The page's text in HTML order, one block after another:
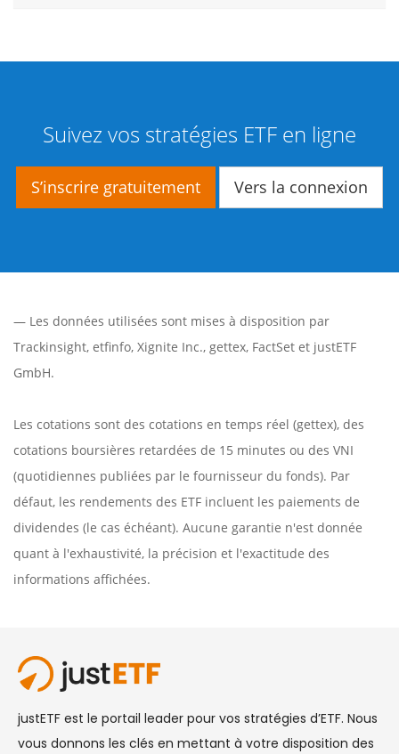
Suivez vos stratégies ETF en ligne
S’inscrire gratuitement Vers la connexion
— Les données utilisées sont mises à disposition par
Trackinsight, etfinfo, Xignite Inc., gettex, FactSet et justETF
GmbH.
Les cotations sont des cotations en temps réel (gettex), des
cotations boursières retardées de 15 minutes ou des VNI
(quotidiennes publiées par le fournisseur du fonds). Par
défaut, les rendements des ETF incluent les paiements de
dividendes (le cas échéant). Aucune garantie n'est donnée
quant à l'exhaustivité, la précision et l'exactitude des
informations affichées.